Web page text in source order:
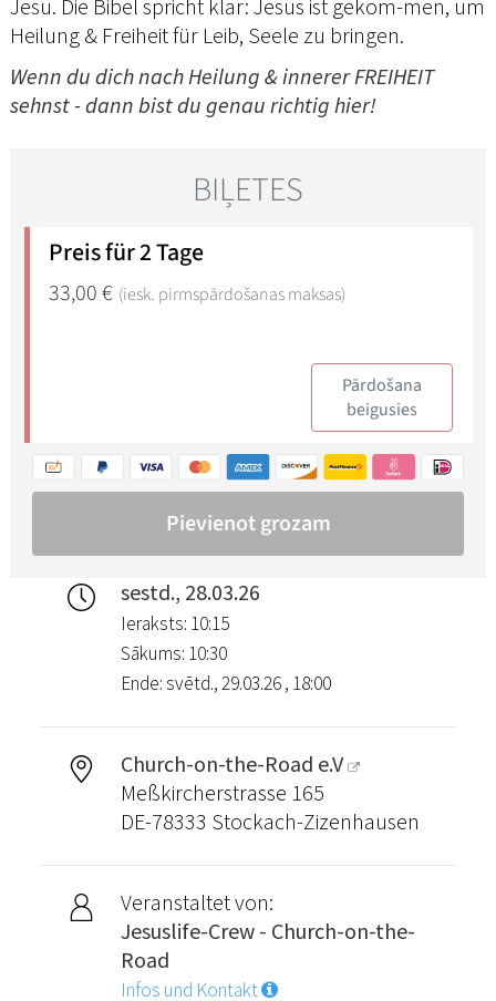
Jesu. Die Bibel spricht klar: Jesus ist gekom-men, um
Heilung & Freiheit für Leib, Seele zu bringen.
Wenn du dich nach Heilung & innerer FREIHEIT
sehnst - dann bist du genau richtig hier!
sestd., 28.03.26
Ieraksts: 10:15
Sākums: 10:30
Ende: svētd., 29.03.26 , 18:00
Church-on-the-Road e.V
Meßkircherstrasse 165
DE-78333 Stockach-Zizenhausen
Veranstaltet von:
Jesuslife-Crew - Church-on-the-
Road
Infos und Kontakt